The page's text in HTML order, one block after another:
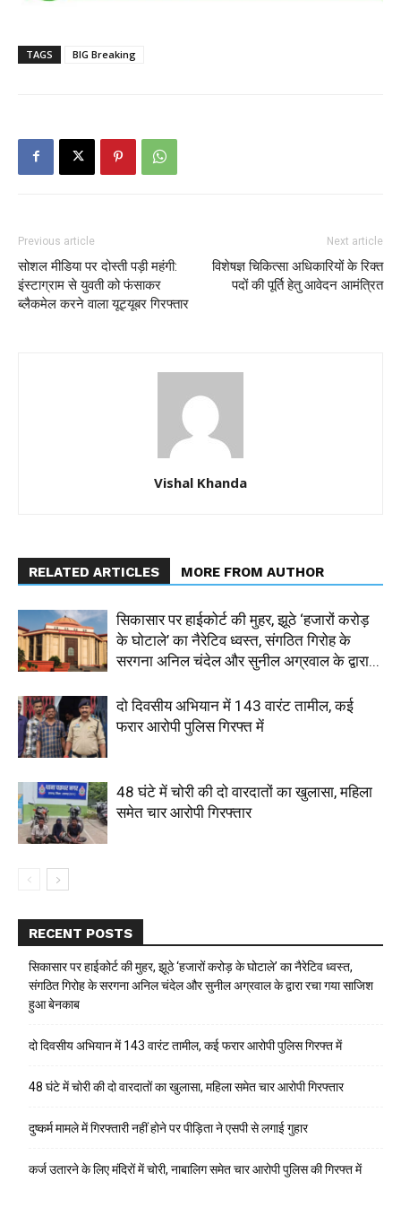
TAGS BIG Breaking
Previous article
सोशल मीडिया पर दोस्ती पड़ी महंगी:
इंस्टाग्राम से युवती को फंसाकर
ब्लैकमेल करने वाला यूट्यूबर गिरफ्तार
Next article
विशेषज्ञ चिकित्सा अधिकारियों के रिक्त
पदों की पूर्ति हेतु आवेदन आमंत्रित
Vishal Khanda
RELATED ARTICLES MORE FROM AUTHOR
सिकासार पर हाईकोर्ट की मुहर, झूठे ‘हजारों करोड़
के घोटाले’ का नैरेटिव ध्वस्त, संगठित गिरोह के
सरगना अनिल चंदेल और सुनील अग्रवाल के द्वारा...
दो दिवसीय अभियान में 143 वारंट तामील, कई
फरार आरोपी पुलिस गिरफ्त में
48 घंटे में चोरी की दो वारदातों का खुलासा, महिला
समेत चार आरोपी गिरफ्तार
RECENT POSTS
सिकासार पर हाईकोर्ट की मुहर, झूठे ‘हजारों करोड़ के घोटाले’ का नैरेटिव ध्वस्त,
संगठित गिरोह के सरगना अनिल चंदेल और सुनील अग्रवाल के द्वारा रचा गया साजिश
हुआ बेनकाब
दो दिवसीय अभियान में 143 वारंट तामील, कई फरार आरोपी पुलिस गिरफ्त में
48 घंटे में चोरी की दो वारदातों का खुलासा, महिला समेत चार आरोपी गिरफ्तार
दुष्कर्म मामले में गिरफ्तारी नहीं होने पर पीड़िता ने एसपी से लगाई गुहार
कर्ज उतारने के लिए मंदिरों में चोरी, नाबालिग समेत चार आरोपी पुलिस की गिरफ्त में